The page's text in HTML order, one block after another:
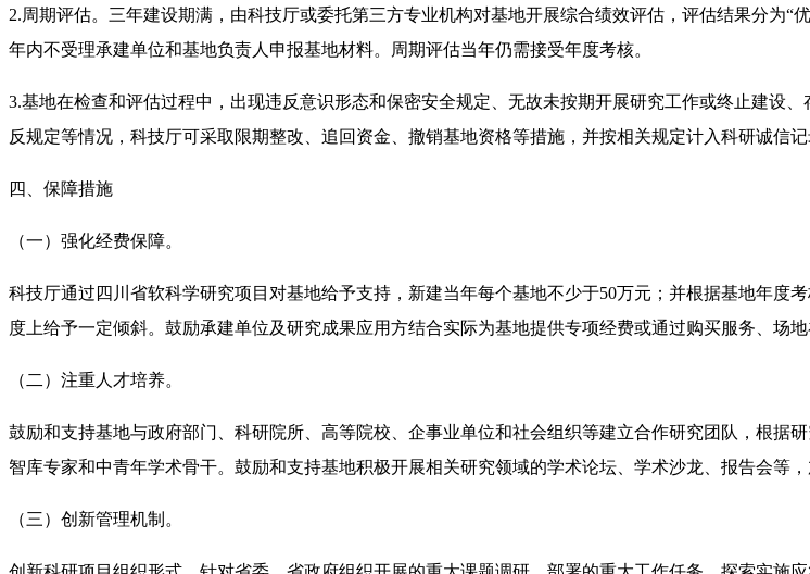
2.周期评估。三年建设期满，由科技厅或委托第三方专业机构对基地开展综合绩效评估，评估结果分为“
年内不受理承建单位和基地负责人申报基地材料。周期评估当年仍需接受年度考核。
3.基地在检查和评估过程中，出现违反意识形态和保密安全规定、无故未按期开展研究工作或终止建设
反规定等情况，科技厅可采取限期整改、追回资金、撤销基地资格等措施，并按相关规定计入科研诚信记
四、保障措施
（一）强化经费保障。
科技厅通过四川省软科学研究项目对基地给予支持，新建当年每个基地不少于50万元；并根据基地年
度上给予一定倾斜。鼓励承建单位及研究成果应用方结合实际为基地提供专项经费或通过购买服务、场
（二）注重人才培养。
鼓励和支持基地与政府部门、科研院所、高等院校、企事业单位和社会组织等建立合作研究团队，根据
智库专家和中青年学术骨干。鼓励和支持基地积极开展相关研究领域的学术论坛、学术沙龙、报告会等
（三）创新管理机制。